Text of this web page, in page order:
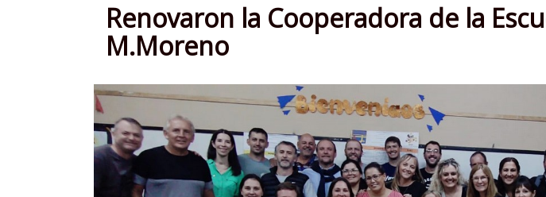
Renovaron la Cooperadora de la
M.Moreno